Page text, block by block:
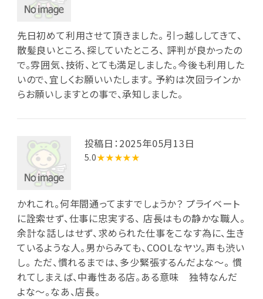
先日初めて利用させて頂きました。 引っ越ししてきて、
散髪良いところ、探していたところ、 評判が良かったの
で。雰囲気、技術、とても満足しました。今後も利用した
いので、宜しくお願いいたします。 予約は次回ラインか
らお願いしますとの事で、承知しました。
投稿日：2025年05月13日
5.0★★★★★
かれこれ。何年間通ってますでしょうか？ プライベート
に詮索せず、仕事に忠実する、 店長はもの静かな職人。
余計な話しはせず、求められた仕事をこなす為に、生き
ているような人。男からみても、COOLなヤツ。声も渋い
し。 ただ、慣れるまでは、多少緊張するんだよな～。 慣
れてしまえば、中毒性ある店。ある意味 独特なんだ
よな～。なあ、店長。